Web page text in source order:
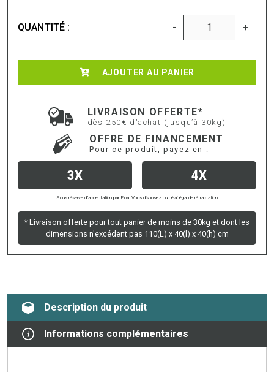
QUANTITÉ : - +
AJOUTER AU PANIER
LIVRAISON OFFERTE*
dès 250€ d'achat (jusqu’à 30kg)
OFFRE DE FINANCEMENT
Pour ce produit, payez en :
3X 4X
Sous réserve d’acceptation par Floa. Vous disposez du délai légal de rétractation
* Livraison offerte pour tout panier de moins de 30kg et dont les
dimensions n'excédent pas 110(L) x 40(l) x 40(h) cm
Description du produit
Informations complémentaires